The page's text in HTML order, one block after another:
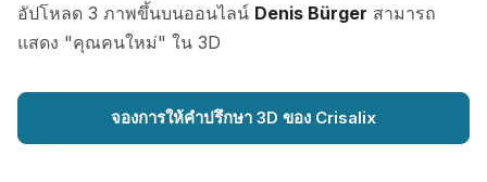
อัปโหลด 3 ภาพขึ้นบนออนไลน์ Denis Bürger สามารถ
แสดง "คุณคนใหม่" ใน 3D
จองการให้คำปรึกษา 3D ของ Crisalix